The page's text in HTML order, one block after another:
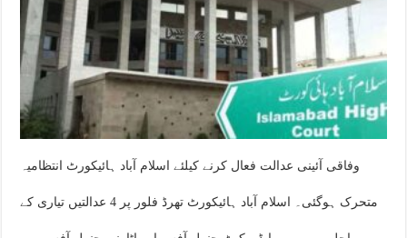
وفاقی آئینی عدالت فعال کرنے کیلئے اسلام آباد ہائیکورٹ انتظامیہ
متحرک ہوگئی۔ اسلام آباد ہائیکورٹ تھرڈ فلور پر 4 عدالتیں تیاری کے